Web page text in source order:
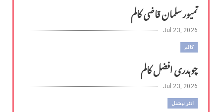
تمیور سلمان قاضی کالم
Jul 23, 2026
کالم
چوہدری افضل کالم
Jul 23, 2026
انٹر نیشنل